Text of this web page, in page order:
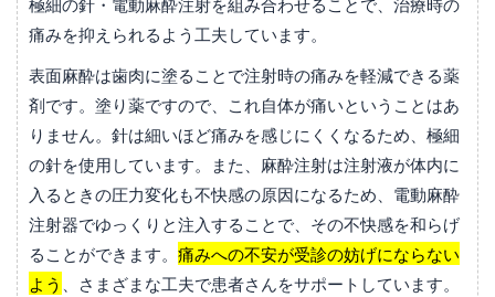
痛みを抑えられるよう工夫しています。
表面麻酔は歯肉に塗ることで注射時の痛みを軽減できる薬
剤です。塗り薬ですので、これ自体が痛いということはあ
りません。針は細いほど痛みを感じにくくなるため、極細
の針を使用しています。また、麻酔注射は注射液が体内に
入るときの圧力変化も不快感の原因になるため、電動麻酔
注射器でゆっくりと注入することで、その不快感を和らげ
ることができます。痛みへの不安が受診の妨げにならない
よう 、さまざまな工夫で患者さんをサポートしています。